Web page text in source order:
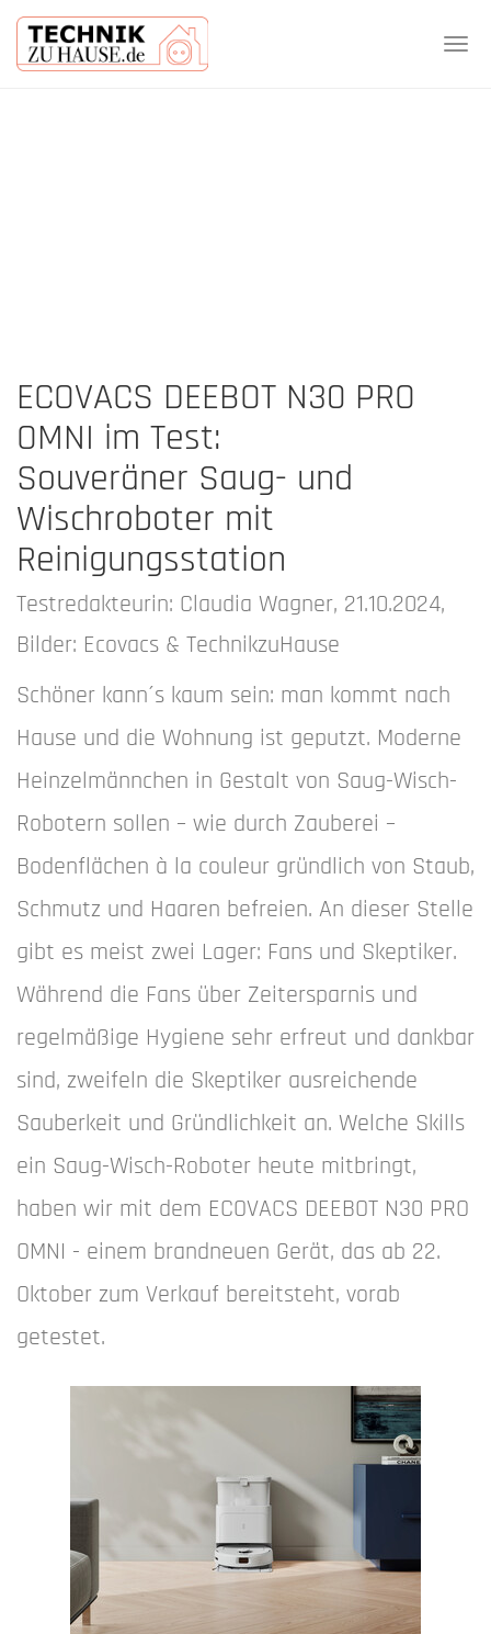
ECOVACS DEEBOT N30 PRO
OMNI im Test:
Souveräner Saug- und
Wischroboter mit
Reinigungsstation
Testredakteurin: Claudia Wagner, 21.10.2024,
Bilder: Ecovacs & TechnikzuHause
Schöner kann´s kaum sein: man kommt nach
Hause und die Wohnung ist geputzt. Moderne
Heinzelmännchen in Gestalt von Saug-Wisch-
Robotern sollen – wie durch Zauberei –
Bodenflächen à la couleur gründlich von Staub,
Schmutz und Haaren befreien. An dieser Stelle
gibt es meist zwei Lager: Fans und Skeptiker.
Während die Fans über Zeitersparnis und
regelmäßige Hygiene sehr erfreut und dankbar
sind, zweifeln die Skeptiker ausreichende
Sauberkeit und Gründlichkeit an. Welche Skills
ein Saug-Wisch-Roboter heute mitbringt,
haben wir mit dem ECOVACS DEEBOT N30 PRO
OMNI - einem brandneuen Gerät, das ab 22.
Oktober zum Verkauf bereitsteht, vorab
getestet.